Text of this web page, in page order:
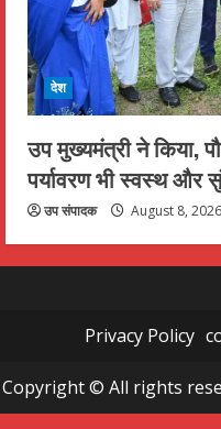
देश
उप मुख्यमंत्री ने किया,
पर्यावरण भी स्वस्थ और
उप संपादक August 8, 2026
Privacy Policy
Copyright © All rights